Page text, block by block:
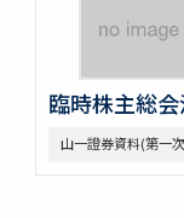
臨時株主総
山一證券資料(第一